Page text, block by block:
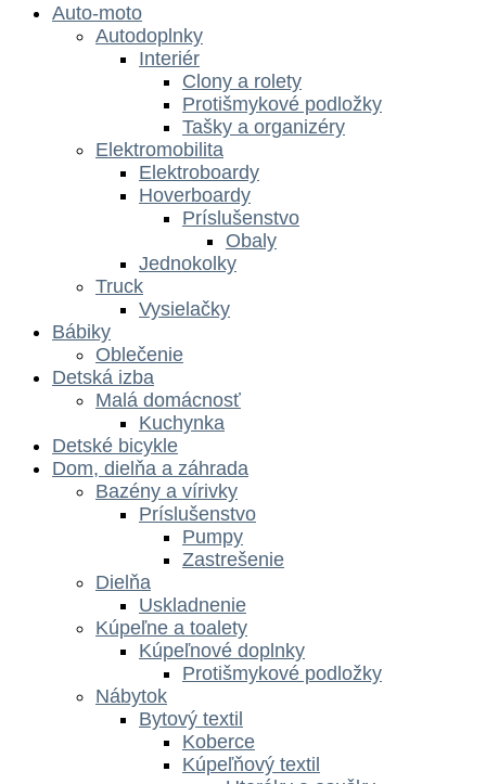
Auto-moto
Autodoplnky
Interiér
Clony a rolety
Protišmykové podložky
Tašky a organizéry
Elektromobilita
Elektroboardy
Hoverboardy
Príslušenstvo
Obaly
Jednokolky
Truck
Vysielačky
Bábiky
Oblečenie
Detská izba
Malá domácnosť
Kuchynka
Detské bicykle
Dom, dielňa a záhrada
Bazény a vírivky
Príslušenstvo
Pumpy
Zastrešenie
Dielňa
Uskladnenie
Kúpeľne a toalety
Kúpeľnové doplnky
Protišmykové podložky
Nábytok
Bytový textil
Koberce
Kúpeľňový textil